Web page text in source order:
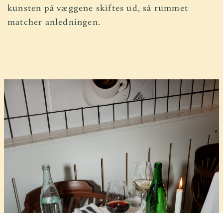
kunsten på væggene skiftes ud, så rummet
matcher anledningen.